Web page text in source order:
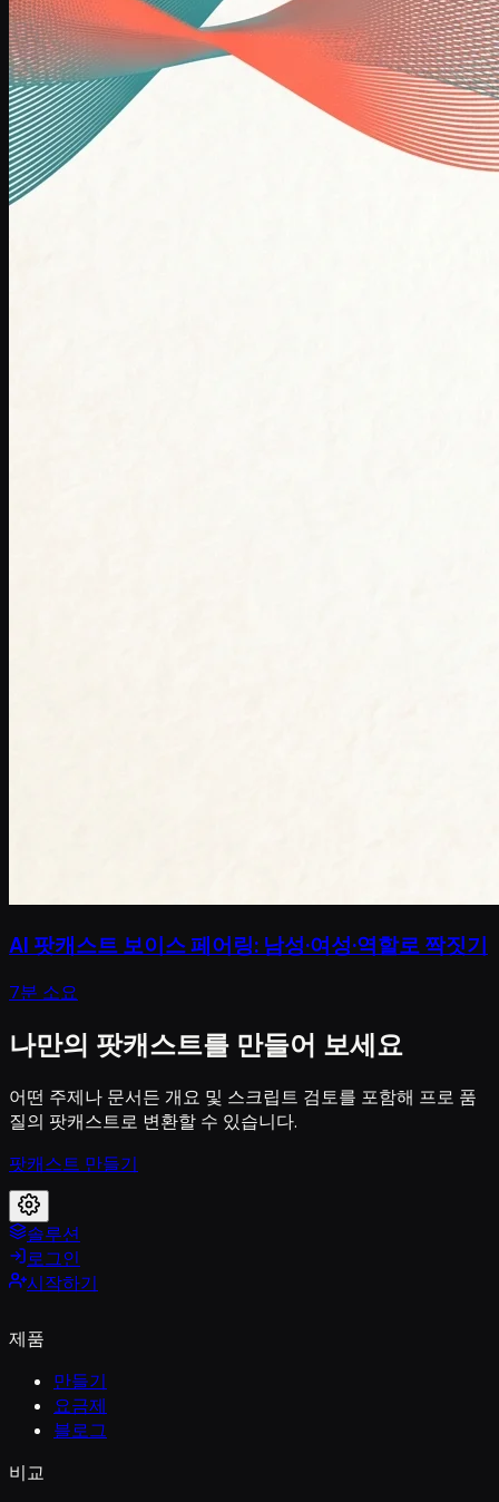
AI 팟캐스트 보이스 페어링: 남성·여성·역할로 짝짓기
7분 소요
나만의 팟캐스트를 만들어 보세요
어떤 주제나 문서든 개요 및 스크립트 검토를 포함해 프로 품
질의 팟캐스트로 변환할 수 있습니다.
팟캐스트 만들기
솔루션
로그인
시작하기
제품
만들기
요금제
블로그
비교